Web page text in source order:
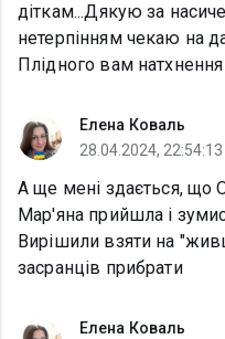
діткам...Дякую за
нетерпінням чекаю на
Плідного вам
Елена Коваль
28.04.2024, 22:54:13
А ще мені здається, що
Мар'яна прийшла і
Вирішили взяти на
засранців прибрати
Елена Коваль